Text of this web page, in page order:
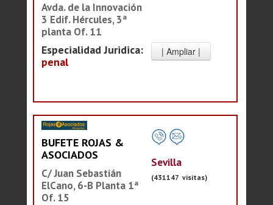
Avda. de la Innovación
3 Edif. Hércules, 3ª
planta Of. 11
Especialidad Juridica:
penal
BUFETE ROJAS &
ASOCIADOS
C/ Juan Sebastián
ElCano, 6-B Planta 1ª
Of. 15
Sevilla
(431147 visitas)